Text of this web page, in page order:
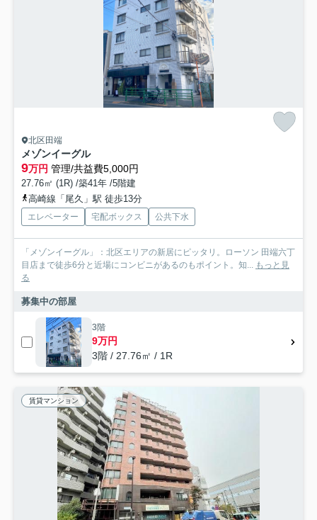
北区田端
メゾンイーグル
9万円 管理/共益費5,000円
27.76㎡ (1R) /築41年 /5階建
高崎線「尾久」駅 徒歩13分
エレベーター 宅配ボックス 公共下水
「メゾンイーグル」：北区エリアの新居にピッタリ。ローソン 田端六丁
目店まで徒歩6分と近場にコンビニがあるのもポイント。知... もっと見
る
募集中の部屋
3階
9万円
3階 / 27.76㎡ / 1R
賃貸マンション